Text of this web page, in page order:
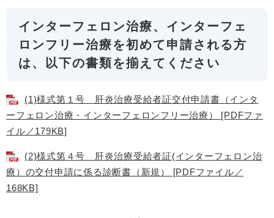
インターフェロン治療、インターフェ
ロンフリー治療を初めて申請される方
は、以下の書類を揃えてください
(1)様式第１号 肝炎治療受給者証交付申請書（インタ
ーフェロン治療・インターフェロンフリー治療） [PDFファ
イル／179KB]
(2)様式第４号 肝炎治療受給者証(インターフェロン治
療）の交付申請に係る診断書（新規） [PDFファイル／
168KB]